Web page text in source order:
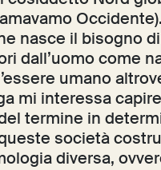
nasce il bisogno
dall’uomo come
umano
mi interessa
del termine in
società
diversa,